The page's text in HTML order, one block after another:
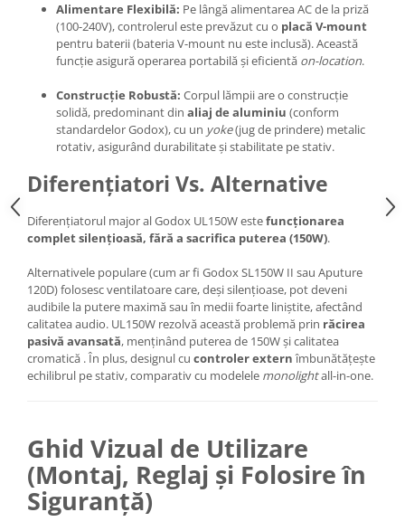
Alimentare Flexibilă: Pe lângă alimentarea AC de la priză
(100-240V), controlerul este prevăzut cu o placă V-mount
pentru baterii (bateria V-mount nu este inclusă). Această
funcție asigură operarea portabilă și eficientă on-location.
Construcție Robustă: Corpul lămpii are o construcție
solidă, predominant din aliaj de aluminiu (conform
standardelor Godox), cu un yoke(jug de prindere) metalic
rotativ, asigurând durabilitate și stabilitate pe stativ.
Diferențiatori Vs. Alternative
Diferențiatorul major al Godox UL150W estefuncționarea
complet silențioasă, fără a sacrifica puterea (150W).
Alternativele populare (cum ar fi Godox SL150W II sau Aputure
120D) folosesc ventilatoare care, deși silențioase, pot deveni
audibile la putere maximă sau în medii foarte liniștite, afectând
calitatea audio. UL150W rezolvă această problemă prin răcirea
pasivă avansată, menținând puterea de 150W și calitatea
cromatică . În plus, designul cu controler externîmbunătățește
echilibrul pe stativ, comparativ cu modelele monolightall-in-one.
Ghid Vizual de Utilizare
(Montaj, Reglaj și Folosire în
Siguranță)